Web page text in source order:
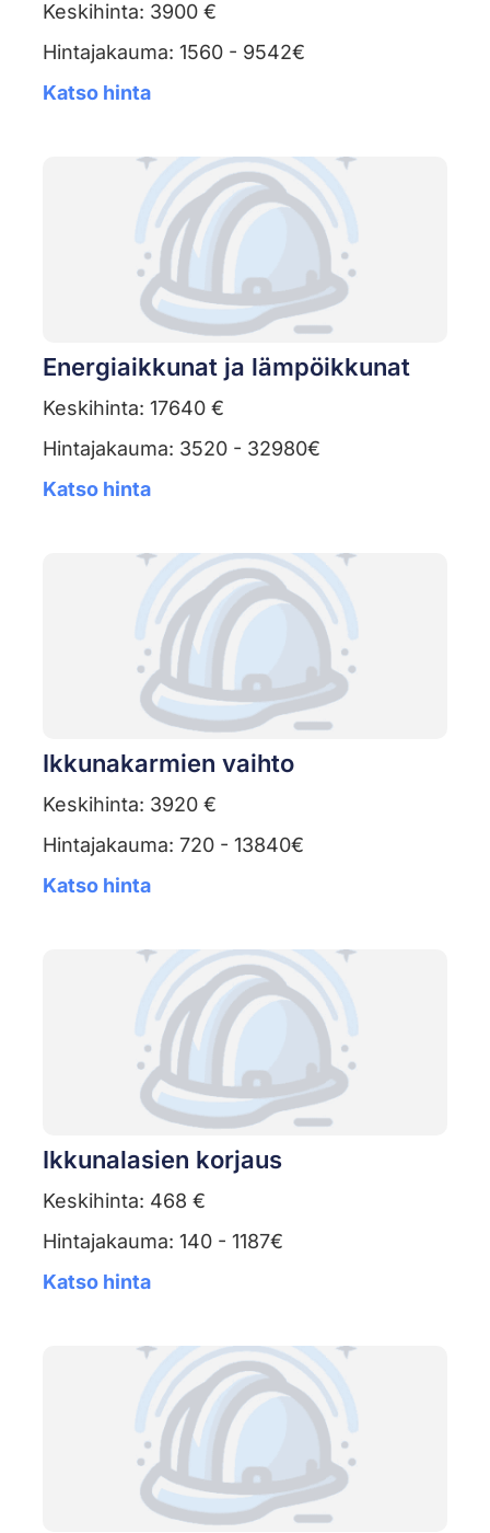
Keskihinta: 3900 €
Hintajakauma: 1560 - 9542€
Katso hinta
Energiaikkunat ja lämpöikkunat
Keskihinta: 17640 €
Hintajakauma: 3520 - 32980€
Katso hinta
Ikkunakarmien vaihto
Keskihinta: 3920 €
Hintajakauma: 720 - 13840€
Katso hinta
Ikkunalasien korjaus
Keskihinta: 468 €
Hintajakauma: 140 - 1187€
Katso hinta